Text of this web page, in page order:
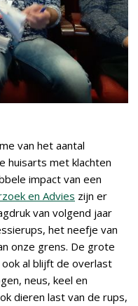
van het aantal
huisarts met klachten
impact van een
en Advies zijn er
van volgend jaar
het neefje van
onze grens. De grote
al blijft de overlast
neus, keel en
dieren last van de rups,